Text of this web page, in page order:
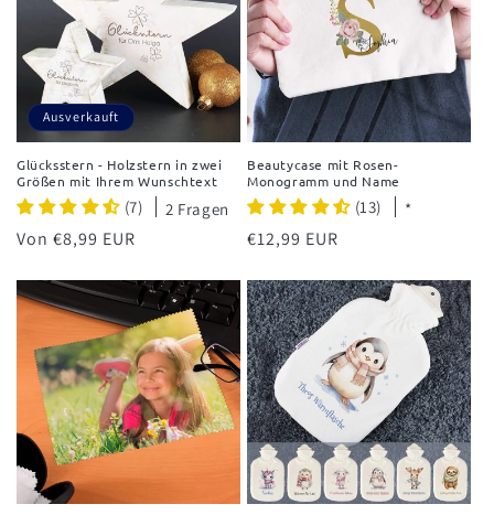
Ausverkauft
Glücksstern - Holzstern in zwei
Größen mit Ihrem Wunschtext
(7) 2 Fragen
Normaler
Von €8,99 EUR
Beautycase mit Rosen-
Monogramm und Name
(13) *
Normaler
€12,99 EUR